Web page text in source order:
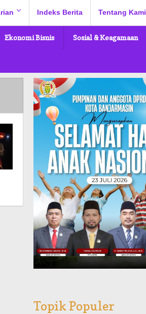
Indeks Berita Tentang Kami
Ekonomi Bisnis Sosial & Keagamaan
Topik Populer